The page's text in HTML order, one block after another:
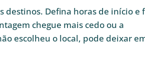
destinos. Defina horas de início e
chegue mais cedo ou a
escolheu o local, pode deixar